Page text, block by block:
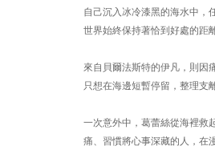
自己沉入冰冷漆黑的海水中，
世界始終保持著恰到好處的距
來自貝爾法斯特的伊凡，則因
只想在海邊短暫停留，整理支
一次意外中，葛蕾絲從海裡救
痛、習慣將心事深藏的人，在